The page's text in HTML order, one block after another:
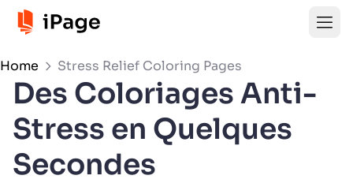
Home Stress Relief Coloring Pages
Des Coloriages Anti-
Stress en Quelques
Secondes